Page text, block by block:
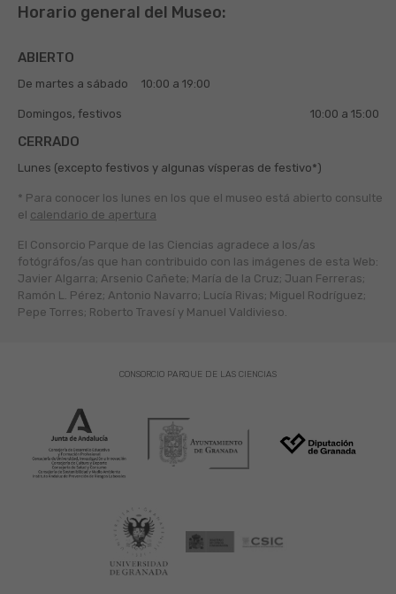
Horario general del Museo:
ABIERTO
De martes a sábado 10:00 a 19:00
Domingos, festivos 10:00 a 15:00
CERRADO
Lunes (excepto festivos y algunas vísperas de festivo*)
* Para conocer los lunes en los que el museo está abierto consulte
el calendario de apertura
El Consorcio Parque de las Ciencias agradece a los/as
fotógráfos/as que han contribuido con las imágenes de esta Web:
Javier Algarra; Arsenio Cañete; María de la Cruz; Juan Ferreras;
Ramón L. Pérez; Antonio Navarro; Lucía Rivas; Miguel Rodríguez;
Pepe Torres; Roberto Travesí y Manuel Valdivieso.
CONSORCIO PARQUE DE LAS CIENCIAS